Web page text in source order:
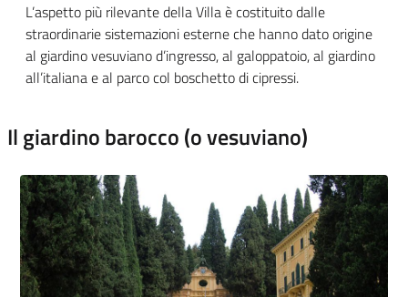
L’aspetto più rilevante della Villa è costituito dalle
straordinarie sistemazioni esterne che hanno dato origine
al giardino vesuviano d’ingresso, al galoppatoio, al giardino
all’italiana e al parco col boschetto di cipressi.
Il giardino barocco (o vesuviano)